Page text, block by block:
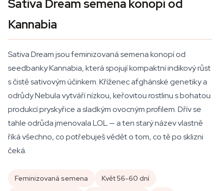
Sativa Dream semena konopí od
Kannabia
Sativa Dream jsou feminizovaná semena konopí od
seedbanky Kannabia, která spojují kompaktní indikový růst
s čistě sativovým účinkem. Kříženec afghánské genetiky a
odrůdy Nebula vytváří nízkou, keřovitou rostlinu s bohatou
produkcí pryskyřice a sladkým ovocným profilem. Dřív se
tahle odrůda jmenovala LOL — a ten starý název vlastně
říká všechno, co potřebuješ vědět o tom, co tě po sklizni
čeká.
Feminizovaná semena
Květ 56-60 dní